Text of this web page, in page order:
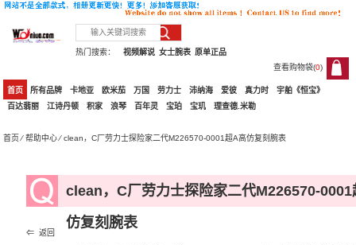
热门搜索： 原单正品
女士腕表
视频解说
查看购物袋(0)
0
首页 所有品牌 卡地亚 欧米茄 万国 劳力士 沛纳海 爱彼 真力时
宇舶《恒宝》
百达翡丽
江诗丹顿 积家 浪琴 百年灵 宝珀 宝玑 理查德.米勒
首页⁄帮助中心⁄ clean，C厂劳力士探险家二代M226570-0001超A高仿复刻腕表
clean，C厂劳力士探险家二代M226570-0001
仿复刻腕表
⇐ 返回